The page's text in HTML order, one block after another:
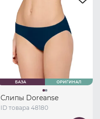
БАЗА ОРИГИНАЛ
Слипы Doreanse
ID товара 48180